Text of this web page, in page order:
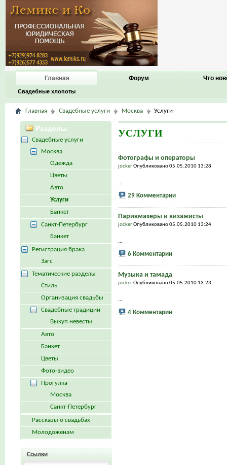
Главная
Свадебные хлопоты
Форум Что
Главная Свадебные услуги Москва Услуги
УСЛУГИ
Фотографы и операторы
jockerОпубликовано 05.05.2010 13:28
...
29 Комментарии
Парикмахеры и визажисты
jockerОпубликовано 05.05.2010 13:24
...
6 Комментарии
Музыка и тамада
jockerОпубликовано 05.05.2010 13:23
...
4 Комментарии
Разделы
Свадебные услуги
Москва
Одежда
Цветы
Авто
Услуги
Банкет
Санкт-Петербург
Банкет
Регистрация брака
Загс
Тематические разделы
Стиль
Организация свадьбы
Свадебные традиции
Выкуп невесты
Авто
Банкет
Цветы
Фото-видео
Прогулка
Москва
Санкт-Петербург
Рассказы о свадьбах
Молодоженам
Ссылки